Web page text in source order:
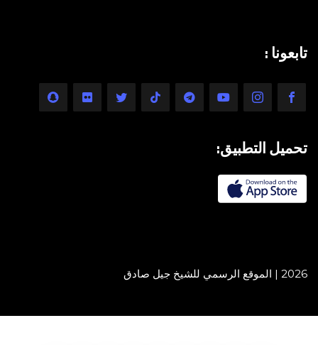
تابعونا :
تحميل التطبيق:
2026 | الموقع الرسمي للشيخ جيل صادق